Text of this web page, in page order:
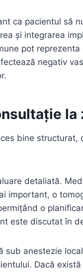
ca pacientul să
și integrarea
pot
negativ
la
bine structurat,
detaliată.
important, o
o
este discutat în
sub anestezie
Dacă